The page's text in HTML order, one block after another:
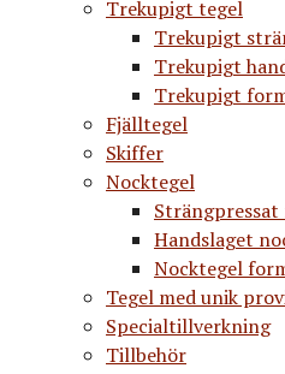
Trekupigt tegel
Trekupigt
Trekupigt
Trekupigt
Fjälltegel
Skiffer
Nocktegel
Handslaget
Nocktegel
Tegel med unik
Specialtillverkning
Tillbehör